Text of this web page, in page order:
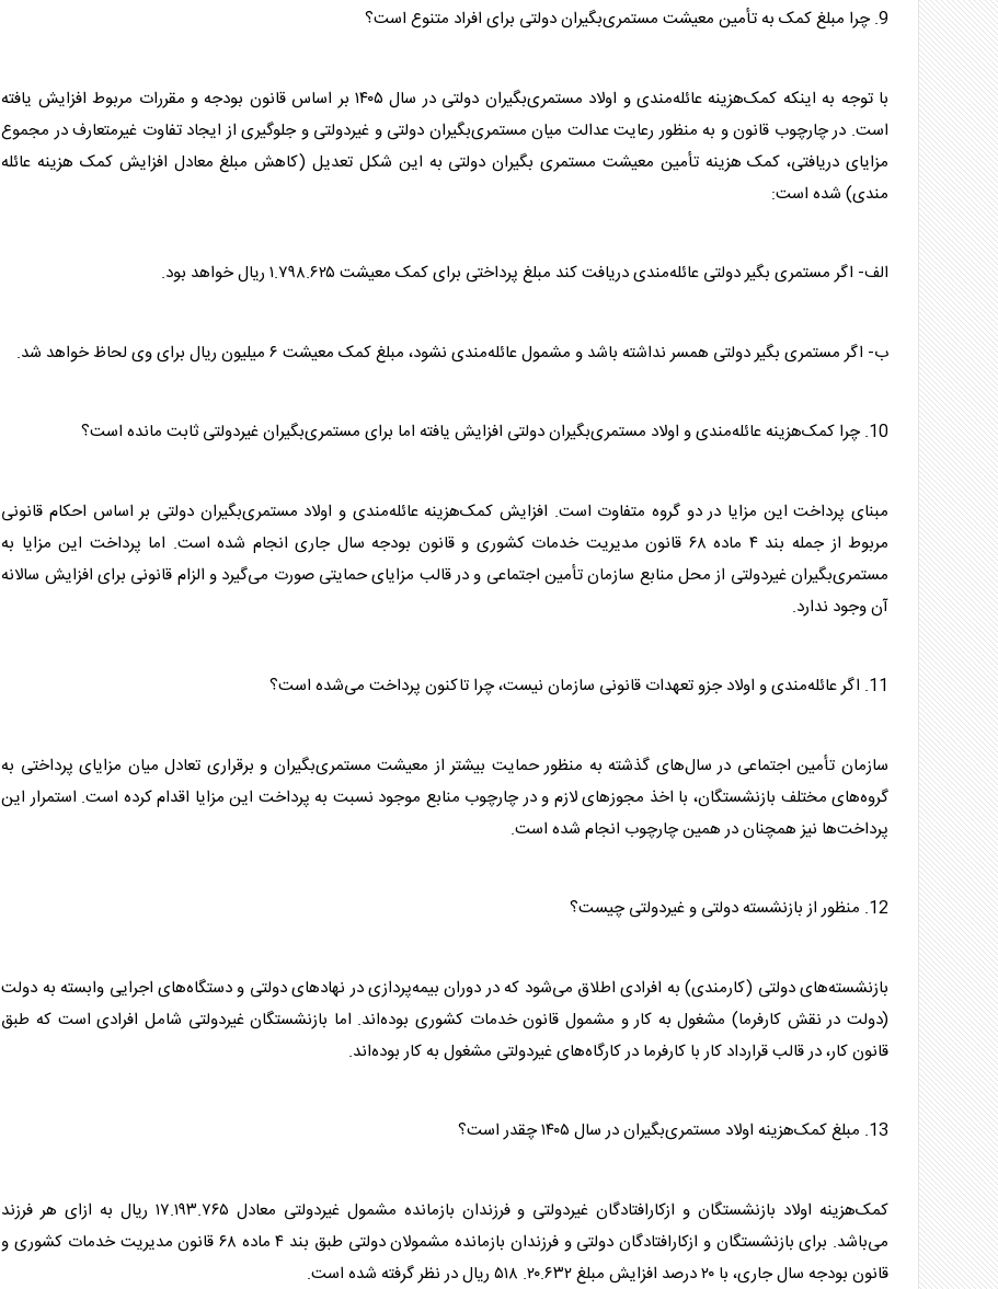
9. چرا مبلغ کمک به تأمین معیشت مستمری‌بگیران دولتی برای افراد متنوع است؟
با توجه به اینکه کمک‌هزینه عائله‌مندی و اولاد مستمری‌بگیران دولتی در سال ۱۴۰۵ بر اساس قانون بودجه و مقررات مربوط افزایش یافته
است. در چارچوب قانون و به منظور رعایت عدالت میان مستمری‌بگیران دولتی و غیردولتی و جلوگیری از ایجاد تفاوت غیرمتعارف در مجموع
مزایای دریافتی، کمک هزینه تأمین معیشت مستمری بگیران دولتی به این شکل تعدیل (کاهش مبلغ معادل افزایش کمک هزینه عائله
مندی) شده است:
الف- اگر مستمری بگیر دولتی عائله‌مندی دریافت کند مبلغ پرداختی برای کمک معیشت ۱.۷۹۸.۶۲۵ ریال خواهد بود.
ب- اگر مستمری بگیر دولتی همسر نداشته باشد و مشمول عائله‌مندی نشود، مبلغ کمک معیشت ۶ میلیون ریال برای وی لحاظ خواهد شد.
10. چرا کمک‌هزینه عائله‌مندی و اولاد مستمری‌بگیران دولتی افزایش یافته اما برای مستمری‌بگیران غیردولتی ثابت مانده است؟
مبنای پرداخت این مزایا در دو گروه متفاوت است. افزایش کمک‌هزینه عائله‌مندی و اولاد مستمری‌بگیران دولتی بر اساس احکام قانونی
مربوط از جمله بند ۴ ماده ۶۸ قانون مدیریت خدمات کشوری و قانون بودجه سال جاری انجام شده است. اما پرداخت این مزایا به
مستمری‌بگیران غیردولتی از محل منابع سازمان تأمین اجتماعی و در قالب مزایای حمایتی صورت می‌گیرد و الزام قانونی برای افزایش سالانه
آن وجود ندارد.
11. اگر عائله‌مندی و اولاد جزو تعهدات قانونی سازمان نیست، چرا تاکنون پرداخت می‌شده است؟
سازمان تأمین اجتماعی در سال‌های گذشته به منظور حمایت بیشتر از معیشت مستمری‌بگیران و برقراری تعادل میان مزایای پرداختی به
گروه‌های مختلف بازنشستگان، با اخذ مجوزهای لازم و در چارچوب منابع موجود نسبت به پرداخت این مزایا اقدام کرده است. استمرار این
پرداخت‌ها نیز همچنان در همین چارچوب انجام شده است.
12. منظور از بازنشسته دولتی و غیردولتی چیست؟
بازنشسته‌های دولتی (کارمندی) به افرادی اطلاق می‌شود که در دوران بیمه‌پردازی در نهادهای دولتی و دستگاه‌های اجرایی وابسته به دولت
(دولت در نقش کارفرما) مشغول به کار و مشمول قانون خدمات کشوری بوده‌اند. اما بازنشستگانغیردولتی شامل افرادی است که طبق
قانون کار، در قالب قرارداد کار با کارفرما در کارگاه‌های غیردولتی مشغول به کار بوده‌اند.
13. مبلغ کمک‌هزینه اولاد مستمری‌بگیران در سال ۱۴۰۵ چقدر است؟
کمک‌هزینه اولاد بازنشستگان
و ازکارافتادگان غیردولتی و فرزندان بازمانده مشمول غیردولتی معادل ۱۷.۱۹۳.۷۶۵ ریال به ازای هر فرزند
می‌باشد. برای بازنشستگان
و ازکارافتادگان دولتی و فرزندان بازمانده مشمولان دولتی طبق بند ۴ ماده ۶۸ قانون مدیریت خدمات کشوری و
قانون بودجه سال جاری، با ۲۰ درصد افزایش مبلغ ۲۰.۶۳۲. ۵۱۸ ریال در نظر گرفته شده است.